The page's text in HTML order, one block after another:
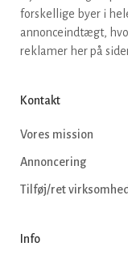
forskellige byer i
annonceindtægt,
reklamer her på
Kontakt
Vores mission
Annoncering
Tilføj/ret virksomhed
Info